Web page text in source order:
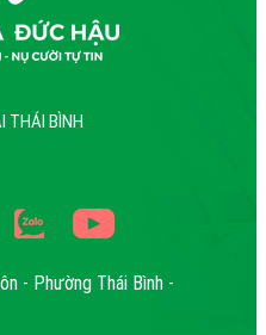
THÁI BÌNH
- Phường Thái Bình -